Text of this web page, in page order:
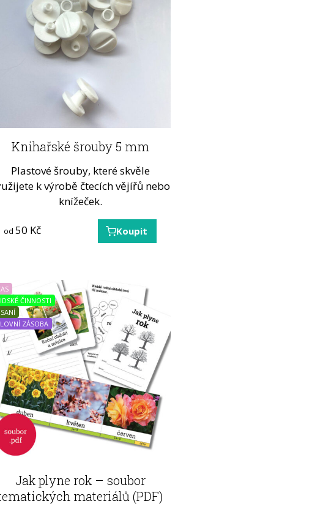
Knihařské šrouby 5 mm
Plastové šrouby, které skvěle
k výrobě čtecích vějířů nebo
knížeček.
od50 Kč Koupit
ČINNOSTI
ZÁSOBA
Jak plyne rok – soubor
materiálů (PDF)